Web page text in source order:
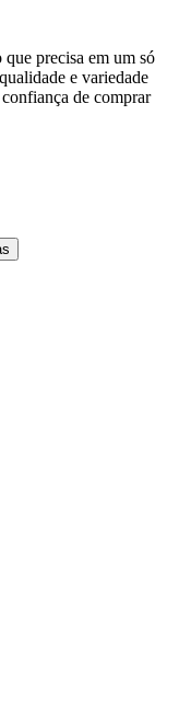
precisa em um só
e variedade
de comprar